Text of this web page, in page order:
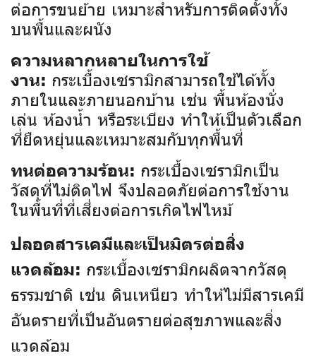
ต่อการขนย้าย เหมาะสำหรับการติดตั้งทั้ง
บนพื้นและผนัง
ความหลากหลายในการใช้
งาน: กระเบื้องเซรามิกสามารถใช้ได้ทั้ง
ภายในและภายนอกบ้าน เช่น พื้นห้องนั่ง
เล่น ห้องน้ำ หรือระเบียง ทำให้เป็นตัวเลือก
ที่ยืดหยุ่นและเหมาะสมกับทุกพื้นที่
ทนต่อความร้อน: กระเบื้องเซรามิกเป็น
วัสดุที่ไม่ติดไฟ จึงปลอดภัยต่อการใช้งาน
ในพื้นที่ที่เสี่ยงต่อการเกิดไฟไหม้
ปลอดสารเคมีและเป็นมิตรต่อสิ่ง
แวดล้อม: กระเบื้องเซรามิกผลิตจากวัสดุ
ธรรมชาติ เช่น ดินเหนียว ทำให้ไม่มีสารเคมี
อันตรายที่เป็นอันตรายต่อสุขภาพและสิ่ง
แวดล้อม